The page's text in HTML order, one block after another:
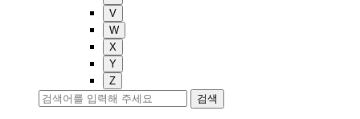
V
W
X
Y
Z
검색